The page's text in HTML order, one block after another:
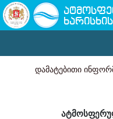
დამატებითი